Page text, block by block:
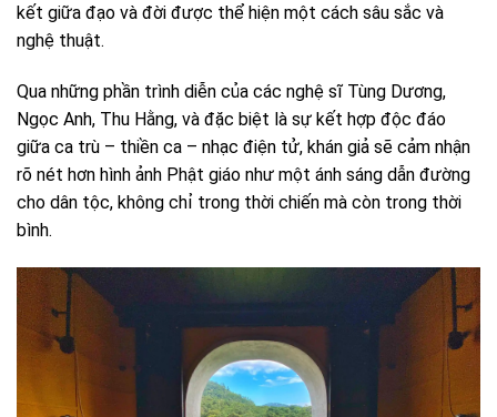
kết giữa đạo và đời được thể hiện một cách sâu sắc và
nghệ thuật.
Qua những phần trình diễn của các nghệ sĩ Tùng Dương,
Ngọc Anh, Thu Hằng, và đặc biệt là sự kết hợp độc đáo
giữa ca trù – thiền ca – nhạc điện tử, khán giả sẽ cảm nhận
rõ nét hơn hình ảnh Phật giáo như một ánh sáng dẫn đường
cho dân tộc, không chỉ trong thời chiến mà còn trong thời
bình.